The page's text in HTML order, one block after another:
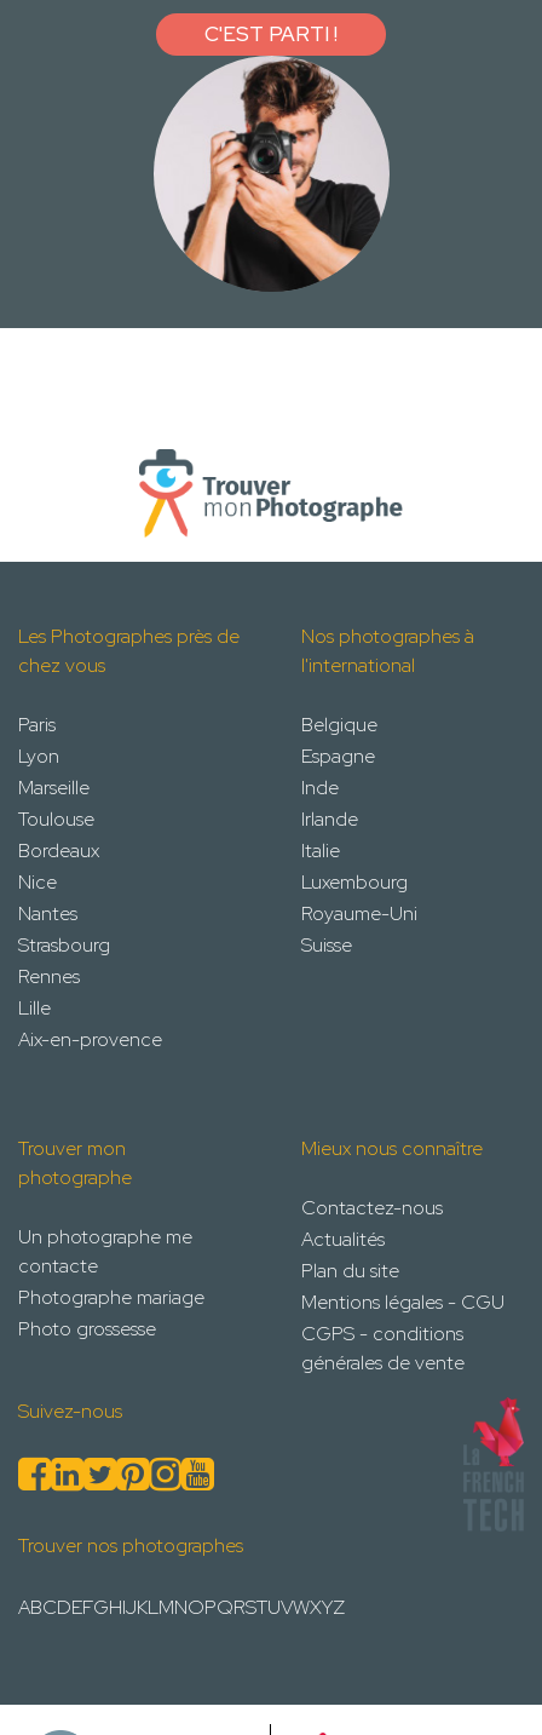
C'EST PARTI !
Les Photographes près de
chez vous
Paris
Lyon
Marseille
Toulouse
Bordeaux
Nice
Nantes
Strasbourg
Rennes
Lille
Aix-en-provence
Nos photographes à
l'international
Belgique
Espagne
Inde
Irlande
Italie
Luxembourg
Royaume-Uni
Suisse
Trouver mon
photographe
Un photographe me
contacte
Photographe mariage
Photo grossesse
Mieux nous connaître
Contactez-nous
Actualités
Plan du site
Mentions légales - CGU
CGPS - conditions
générales de vente
Suivez-nous
Trouver nos photographes
ABCDEFGHIJKLMNOPQRSTUVWXYZ